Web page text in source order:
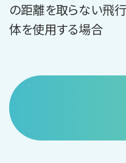
の距離を取らない飛
体を使用する場合